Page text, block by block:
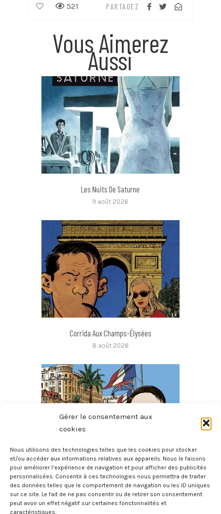
Gérer le consentement aux
cookies
Nous utilisons des technologies telles que les cookies pour stocker
et/ou accéder aux informations relatives aux appareils. Nous le faisons
pour améliorer l’expérience de navigation et pour afficher des publicités
personnalisées. Consentir à ces technologies nous permettra de traiter
des données telles que le comportement de navigation ou les ID uniques
sur ce site. Le fait de ne pas consentir ou de retirer son consentement
peut avoir un effet négatif sur certaines fonctonnalités et
caractéristiques.
PARTAGEZ
521
Vous Aimerez
Aussi
Les Nuits De Saturne
9 août 2026
Corrida Aux Champs-Élysées
8 août 2026
L’homme Au Sang Bleu
8 août 2026